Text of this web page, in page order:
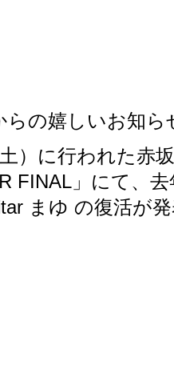
らの嬉しいお知ら
）に行われた赤
FINAL」にて、
まゆ の復活が